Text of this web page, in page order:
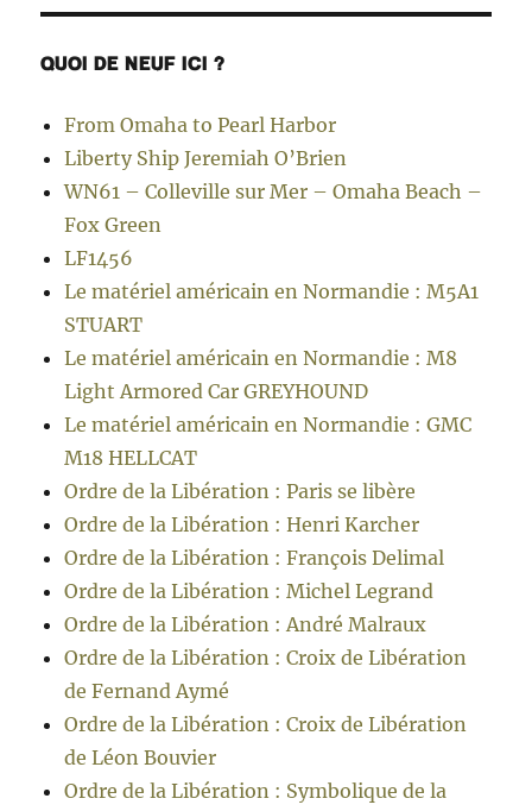
QUOI DE NEUF ICI ?
From Omaha to Pearl Harbor
Liberty Ship Jeremiah O’Brien
WN61 – Colleville sur Mer – Omaha Beach –
Fox Green
LF1456
Le matériel américain en Normandie : M5A1
STUART
Le matériel américain en Normandie : M8
Light Armored Car GREYHOUND
Le matériel américain en Normandie : GMC
M18 HELLCAT
Ordre de la Libération : Paris se libère
Ordre de la Libération : Henri Karcher
Ordre de la Libération : François Delimal
Ordre de la Libération : Michel Legrand
Ordre de la Libération : André Malraux
Ordre de la Libération : Croix de Libération
de Fernand Aymé
Ordre de la Libération : Croix de Libération
de Léon Bouvier
Ordre de la Libération : Symbolique de la